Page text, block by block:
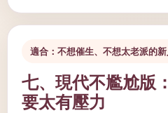
適合：不想催生、不想太老派的新
七、現代不尷尬版
要太有壓力